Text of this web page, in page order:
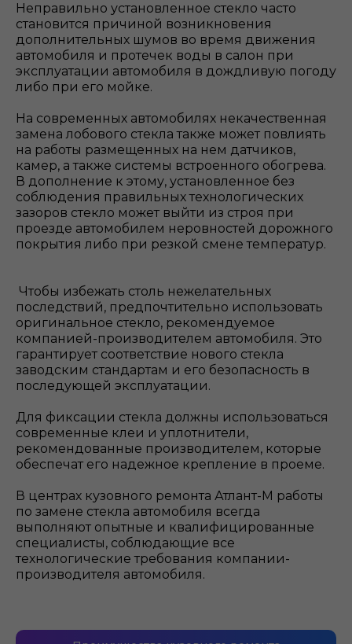
Неправильно установленное стекло часто
становится причиной возникновения
дополнительных шумов во время движения
автомобиля и протечек воды в салон при
эксплуатации автомобиля в дождливую погоду
либо при его мойке.
На современных автомобилях некачественная
замена лобового стекла также может повлиять
на работы размещенных на нем датчиков,
камер, а также системы встроенного обогрева.
В дополнение к этому, установленное без
соблюдения правильных технологических
зазоров стекло может выйти из строя при
проезде автомобилем неровностей дорожного
покрытия либо при резкой смене температур.
Чтобы избежать столь нежелательных
последствий, предпочтительно использовать
оригинальное стекло, рекомендуемое
компанией-производителем автомобиля. Это
гарантирует соответствие нового стекла
заводским стандартам и его безопасность в
последующей эксплуатации.
Для фиксации стекла должны использоваться
современные клеи и уплотнители,
рекомендованные производителем, которые
обеспечат его надежное крепление в проеме.
В центрах кузовного ремонта Атлант-М работы
по замене стекла автомобиля всегда
выполняют опытные и квалифицированные
специалисты, соблюдающие все
технологические требования компании-
производителя автомобиля.